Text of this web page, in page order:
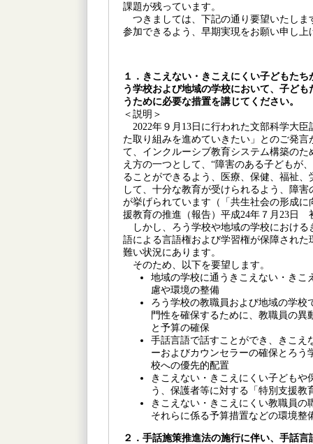
課題が残っています。
つきましては、下記の通り要望いたしま
参加できるよう、早期実現をお願い申し上
１．きこえない・きこえにくい子どもた
う学校および地域の学校において、子ど
うために必要な措置を講じてください。
＜説明＞
2022年９月13日に行われた文部科学大
た取り組みを進めていきたい」とのご発
て、インクルーシブ教育システム構築の
え方の一つとして、“障害のある子どもが
ることができるよう、医療、保健、福祉
して、十分な教育が受けられるよう、障
が挙げられています（「共生社会の形成
援教育の推進（報告）平成24年７月23日
しかし、ろう学校や地域の学校における
語による言語権および学習権が保障され
難い状況にあります。
そのため、以下を要望します。
地域の学校に通うきこえない・きこ
慮や環境の整備
ろう学校の教職員および地域の学
門性を確保するために、教職員の
と予算の確保
手話言語で話すことができ、きこえ
ーおよびカウンセラーの確保とろ
校への優先的配置
きこえない・きこえにくい子ども
う、保護者等に対する「特別支援教
きこえない・きこえにくい教職員
それらに係る予算措置などの環境整
２．手話施策推進法の施行に伴い、手話